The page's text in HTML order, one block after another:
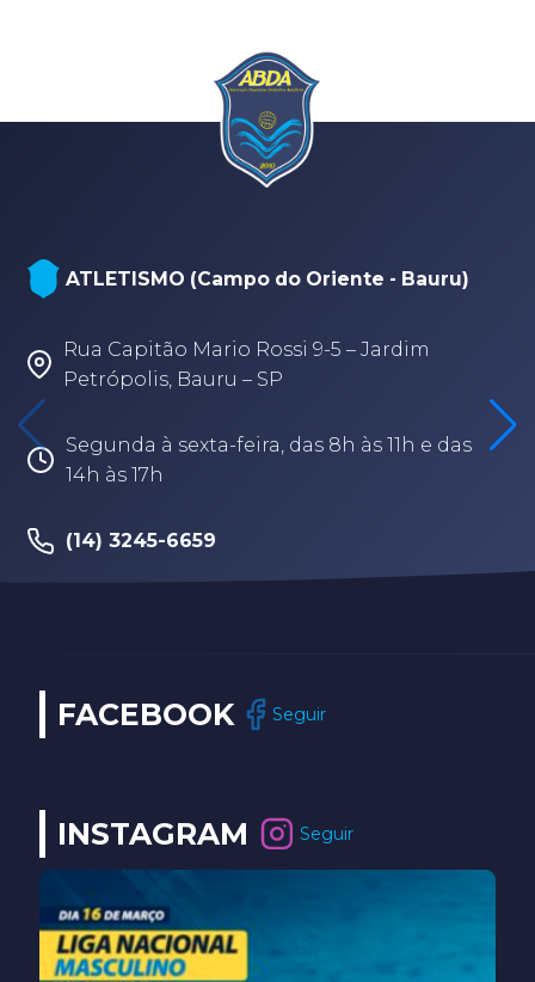
ATLETISMO (Campo do Oriente - Bauru)
Rua Capitão Mario Rossi 9-5 – Jardim
Petrópolis, Bauru – SP
Segunda à sexta-feira, das 8h às 11h e das
14h às 17h
(14) 3245-6659
FACEBOOK Seguir
INSTAGRAM Seguir